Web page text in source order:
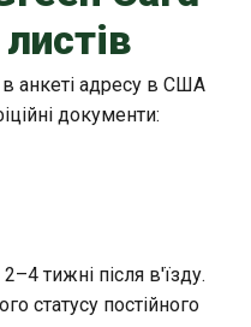
в анкеті адресу в США
документи:
тижні після в'їзду.
статусу постійного